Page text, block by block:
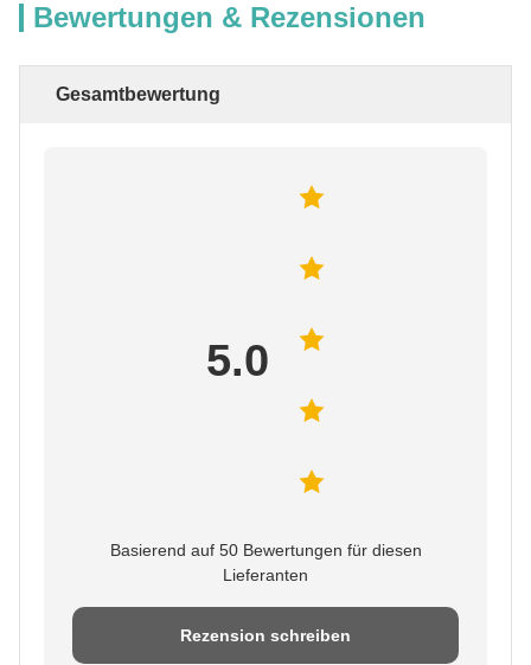
Bewertungen & Rezensionen
Gesamtbewertung
5.0
Basierend auf 50 Bewertungen für diesen
Lieferanten
Rezension schreiben